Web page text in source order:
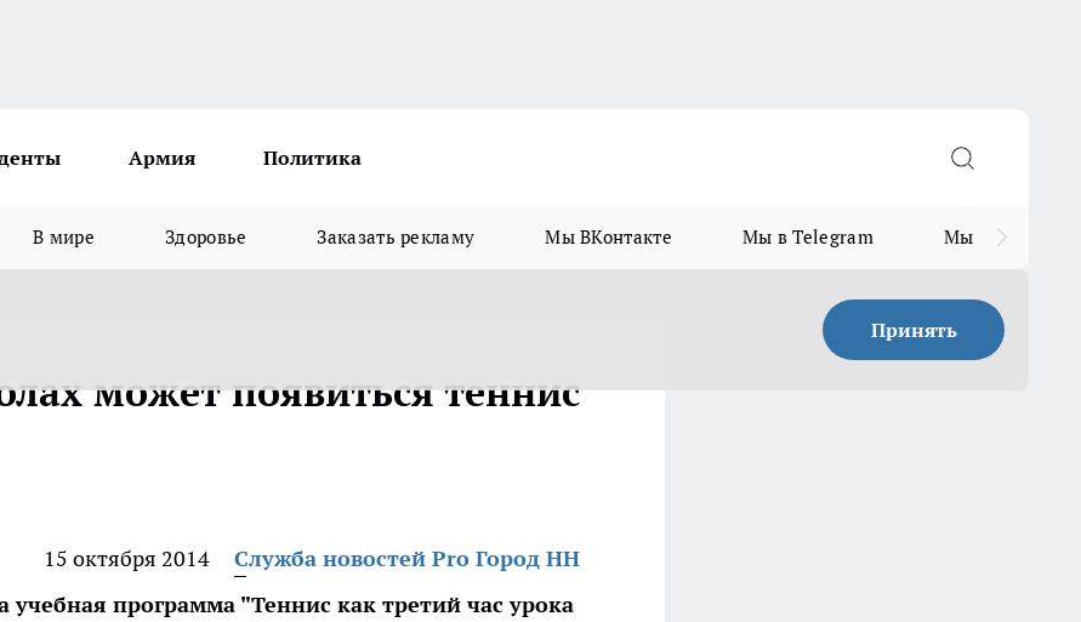
Армия Политика
В мире Здоровье Заказать рекламу Мы ВКонтакте Мы в Telegram Мы в MAX
Принять
может появиться теннис
15 октября 2014
Служба новостей Pro Город НН
учебная программа "Теннис как третий час урока